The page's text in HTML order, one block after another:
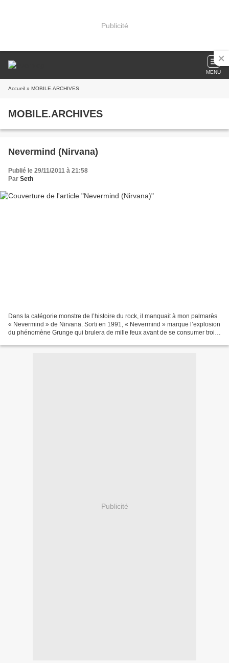
Publicité
MENU
Accueil » MOBILE.ARCHIVES
MOBILE.ARCHIVES
Nevermind (Nirvana)
Publié le 29/11/2011 à 21:58
Par Seth
Dans la catégorie monstre de l’histoire du rock, il manquait à mon palmarès
« Nevermind » de Nirvana. Sorti en 1991, « Nevermind » marque l’explosion
du phénomène Grunge qui brulera de mille feux avant de se consumer trois
Publicité